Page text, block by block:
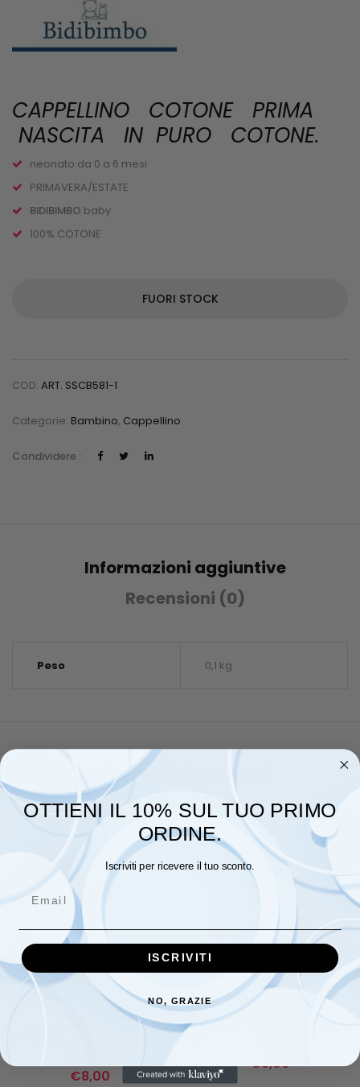
CAPPELLINO COTONE PRIMA
NASCITA IN PURO COTONE.
neonato da 0 a 6 mesi
PRIMAVERA/ESTATE
BIDIBIMBO baby
100% COTONE
FUORI STOCK
COD: ART. SSCB581-1
Categorie: Bambino, Cappellino
Condividere :
Informazioni aggiuntive
Recensioni (0)
Peso 0,1 kg
Prodotti Correlati
Quadrati di garza Nancy –
€8,00
€5,00
OTTIENI IL 10% SUL TUO PRIMO
ORDINE.
Iscriviti per ricevere il tuo sconto.
ISCRIVITI
NO, GRAZIE